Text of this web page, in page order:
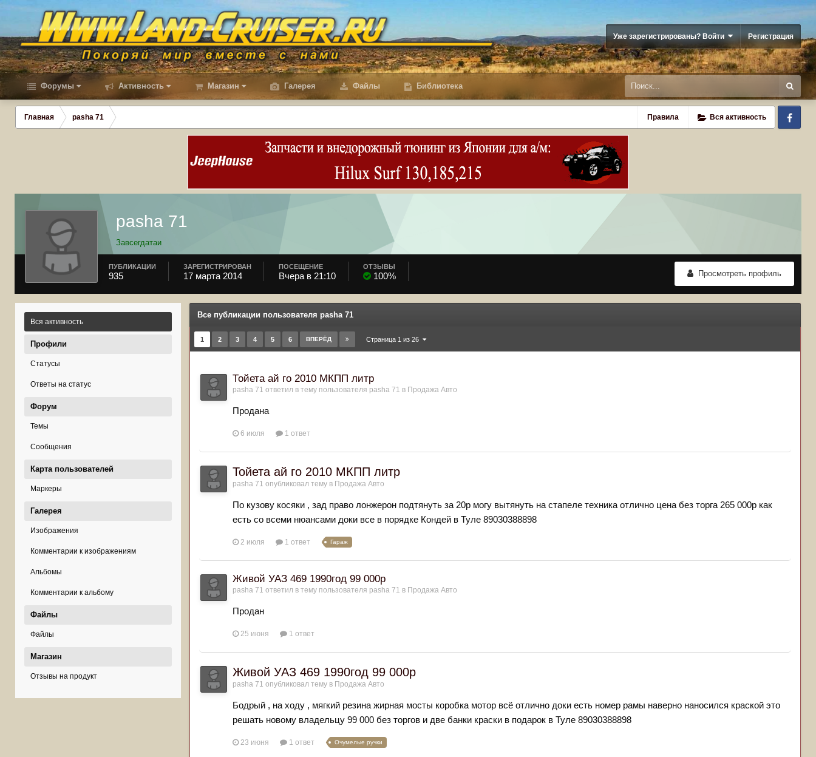
Уже зарегистрированы? Войти Регистрация
Форумы Активность Магазин Галерея Файлы Библиотека
Правила Вся активность
Главная pasha 71
pasha 71
Завсегдатаи
Просмотреть профиль
ПУБЛИКАЦИИ
935
ЗАРЕГИСТРИРОВАН
17 марта 2014
ПОСЕЩЕНИЕ
Вчера в 21:10
ОТЗЫВЫ
100%
Вся активность
Профили
Статусы
Ответы на статус
Форум
Темы
Сообщения
Карта пользователей
Маркеры
Галерея
Изображения
Комментарии к изображениям
Альбомы
Комментарии к альбому
Файлы
Файлы
Магазин
Отзывы на продукт
Все публикации пользователя pasha 71
1 2 3 4 5 6 ВПЕРЁД Страница 1 из 26
Тойета ай го 2010 МКПП литр
pasha 71 ответил в тему пользователя pasha 71 в Продажа Авто
Продана
6 июля 1 ответ
Тойета ай го 2010 МКПП литр
pasha 71 опубликовал тему в Продажа Авто
По кузову косяки , зад право лонжерон подтянуть за 20р могу вытянуть на стапеле техника отлично цена без торга 265 000р как
есть со всеми нюансами доки все в порядке Кондей в Туле 89030388898
2 июля 1 ответ Гараж
Живой УАЗ 469 1990год 99 000р
pasha 71 ответил в тему пользователя pasha 71 в Продажа Авто
Продан
25 июня 1 ответ
Живой УАЗ 469 1990год 99 000р
pasha 71 опубликовал тему в Продажа Авто
Бодрый , на ходу , мягкий резина жирная мосты коробка мотор всё отлично доки есть номер рамы наверно наносился краской это
решать новому владельцу 99 000 без торгов и две банки краски в подарок в Туле 89030388898
23 июня 1 ответ Очумелые ручки